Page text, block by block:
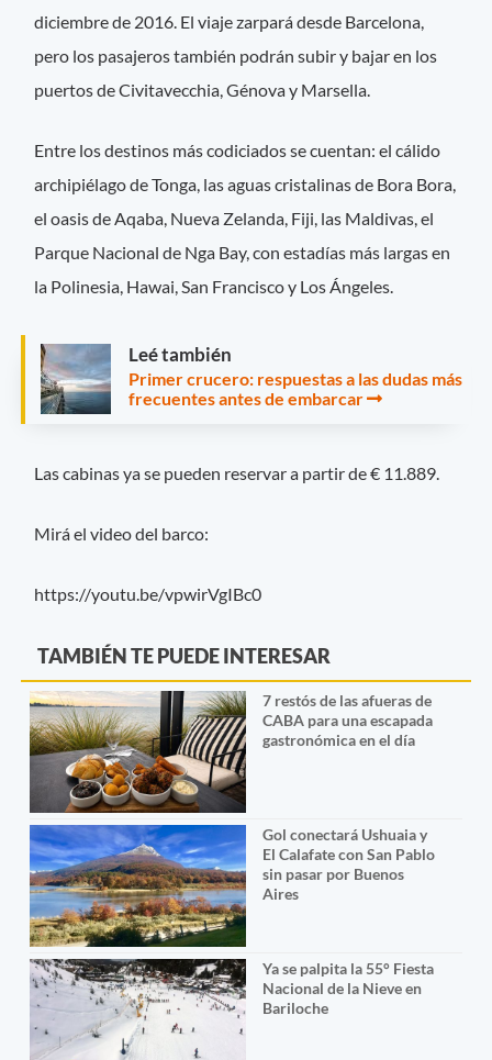
diciembre de 2016. El viaje zarpará desde Barcelona,
pero los pasajeros también podrán subir y bajar en los
puertos de Civitavecchia, Génova y Marsella.
Entre los destinos más codiciados se cuentan: el cálido
archipiélago de Tonga, las aguas cristalinas de Bora Bora,
el oasis de Aqaba, Nueva Zelanda, Fiji, las Maldivas, el
Parque Nacional de Nga Bay, con estadías más largas en
la Polinesia, Hawai, San Francisco y Los Ángeles.
Leé también
Primer crucero: respuestas a las dudas más
frecuentes antes de embarcar
Las cabinas ya se pueden reservar a partir de € 11.889.
Mirá el video del barco:
https://youtu.be/vpwirVgIBc0
TAMBIÉN TE PUEDE INTERESAR
7 restós de las afueras de
CABA para una escapada
gastronómica en el día
Gol conectará Ushuaia y
El Calafate con San Pablo
sin pasar por Buenos
Aires
Ya se palpita la 55° Fiesta
Nacional de la Nieve en
Bariloche